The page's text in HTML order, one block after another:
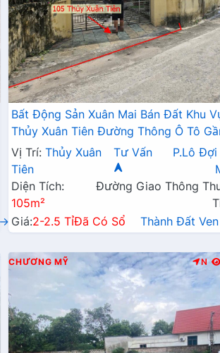
Bất Động Sản Xuân Mai Bán Đất Khu
Thủy Xuân Tiên Đường Thông Ô Tô
Trục Kinh Doanh Liên Xã
Vị Trí: Thủy Xuân
Tiên
Tư Vấn
P.Lô Đợi
Diện Tích:
105m²
Đường Giao Thông
Giá:2-2.5 TỉĐã Có Sổ Thành Đất
CHƯƠNG MỸ N